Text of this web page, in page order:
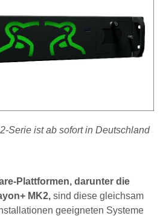
Serie ist ab sofort in Deutschland
Plattformen, darunter die
MK2, sind diese gleichsam
geeigneten Systeme